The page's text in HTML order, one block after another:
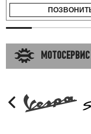
МОТОСЕРВИС